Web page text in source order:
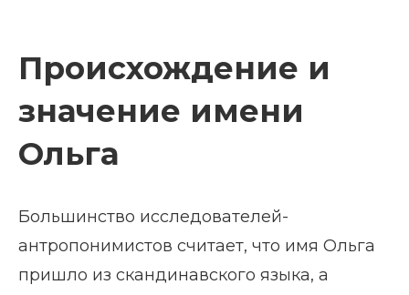
Происхождение и
значение имени
Ольга
Большинство исследователей-
антропонимистов считает, что имя Ольга
пришло из скандинавского языка, а